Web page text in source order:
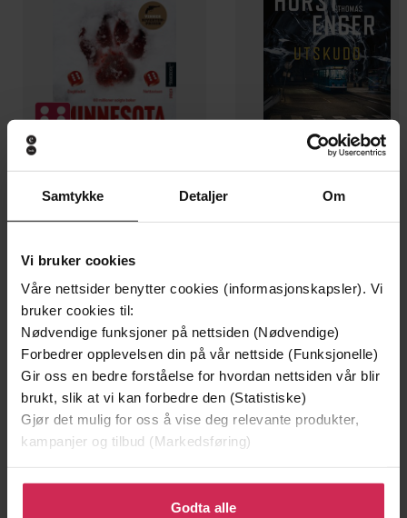
Samtykke Detaljer Om
Vi bruker cookies
Våre nettsider benytter cookies (informasjonskapsler). Vi
bruker cookies til:
Nødvendige funksjoner på nettsiden (Nødvendige)
Forbedrer opplevelsen din på vår nettside (Funksjonelle)
Gir oss en bedre forståelse for hvordan nettsiden vår blir
brukt, slik at vi kan forbedre den (Statistiske)
Gjør det mulig for oss å vise deg relevante produkter,
kampanjer og tilbud (Markedsføring)
Klikk på «Godta alle» for å gi oss ditt samtykke til å
bruke cookies for alle disse formålene. Du kan også
Godta alle
199,-
EBOK
349,-
Forfattere Jennifer Medhurst(forfatter)
Forlag Kyle Books
Utgitt 02.02.2023